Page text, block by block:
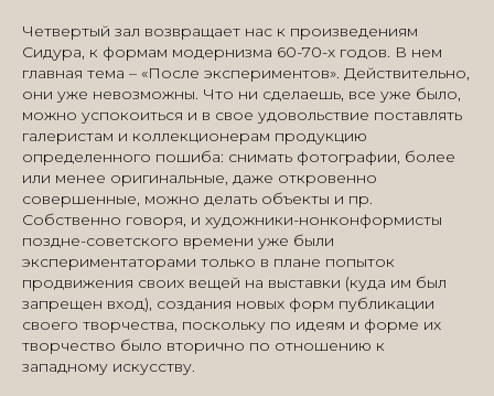
Четвертый зал возвращает нас к произведениям
Сидура, к формам модернизма 60-70-х годов. В нем
главная тема – «После экспериментов». Действительно,
они уже невозможны. Что ни сделаешь, все уже было,
можно успокоиться и в свое удовольствие поставлять
галеристам и коллекционерам продукцию
определенного пошиба: снимать фотографии, более
или менее оригинальные, даже откровенно
совершенные, можно делать объекты и пр.
Собственно говоря, и художники-нонконформисты
поздне-советского времени уже были
экспериментаторами только в плане попыток
продвижения своих вещей на выставки (куда им был
запрещен вход), создания новых форм публикации
своего творчества, поскольку по идеям и форме их
творчество было вторично по отношению к
западному искусству.